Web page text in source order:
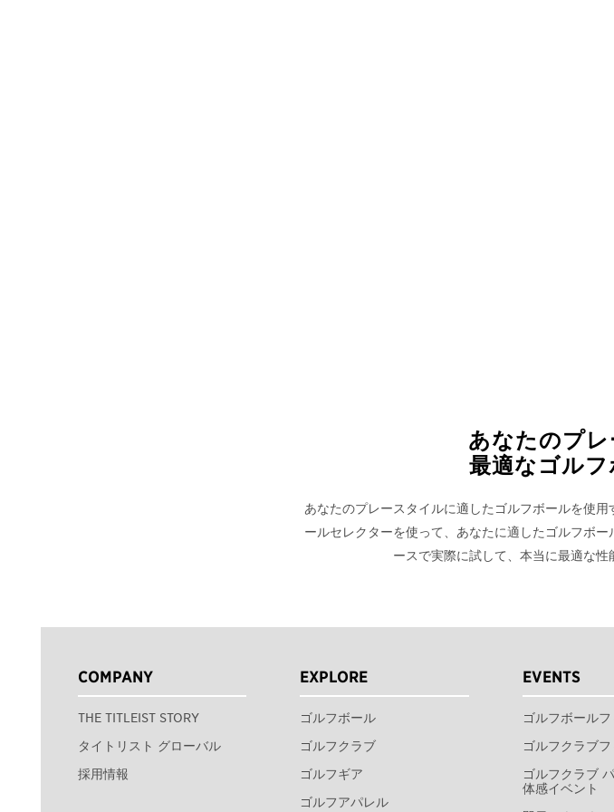
あなたのプ
最適なゴルフ
あなたのプレースタイルに適したゴルフボールを使
ールセレクターを使って、あなたに適したゴルフボ
ースで実際に試して、本当に最適な性
COMPANY
THE TITLEIST STORY
タイトリスト グローバル
採用情報
EXPLORE
ゴルフボール
ゴルフクラブ
ゴルフギア
ゴルフアパレル
EVENTS
ゴルフボール
ゴルフクラブ
ゴルフクラブ
体感イベント